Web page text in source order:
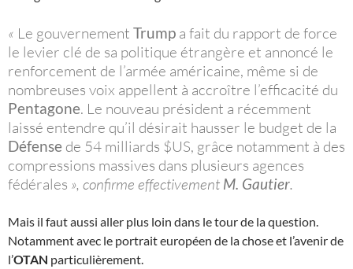
« Le gouvernement Trump a fait du rapport de force
le levier clé de sa politique étrangère et annoncé le
renforcement de l’armée américaine, même si de
nombreuses voix appellent à accroître l’efficacité du
Pentagone. Le nouveau président a récemment
laissé entendre qu’il désirait hausser le budget de la
Défense de 54 milliards $US, grâce notamment à des
compressions massives dans plusieurs agences
fédérales », confirme effectivement M. Gautier.
Mais il faut aussi aller plus loin dans le tour de la question.
Notamment avec le portrait européen de la chose et l’avenir de
l’OTAN particulièrement.